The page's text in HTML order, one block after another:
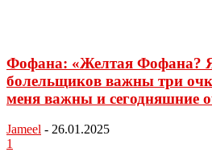
Фофана: «Желтая Фофана?
болельщиков важны три
меня важны и сегодняшние
Jameel - 26.01.2025
1